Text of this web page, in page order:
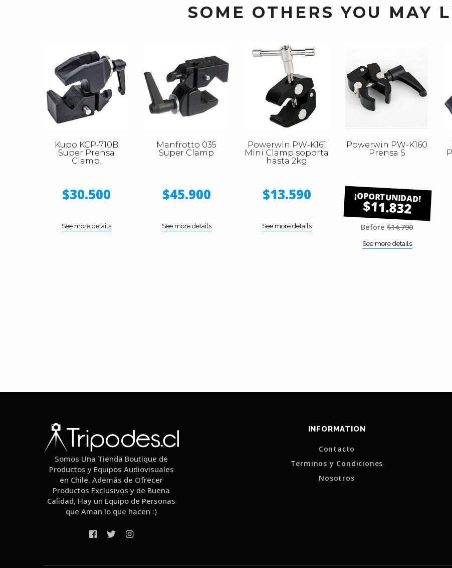
SOME OTHERS YOU MAY
Kupo KCP-710B
Super Prensa
Clamp.
$30.500
See more details
Manfrotto 035
Super Clamp
$45.900
See more details
Powerwin PW-K161
Mini Clamp soporta
hasta 2kg
$13.590
See more details
Powerwin PW-K160
Prensa S
$11.832
Before $14.790
See more details
Somos Una Tienda Boutique de
Productos y Equipos Audiovisuales
en Chile. Además de Ofrecer
Productos Exclusivos y de Buena
Calidad, Hay un Equipo de Personas
que Aman lo que hacen :)
INFORMATION
Contacto
Terminos y Condiciones
Nosotros